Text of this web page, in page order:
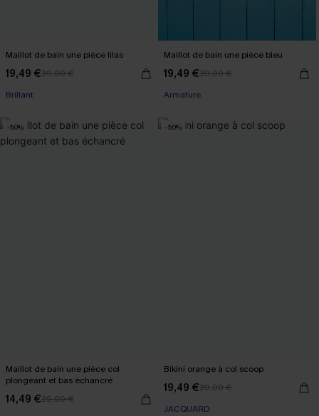
Maillot de bain une pièce lilas
19,49 €39,00 €
Brillant
Maillot de bain une pièce bleu
19,49 €39,00 €
Armature
-50%
Maillot de bain une pièce col
plongeant et bas échancré
14,49 €29,00 €
-50%
Bikini orange à col scoop
19,49 €39,00 €
JACQUARD